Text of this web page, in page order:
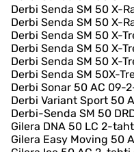
Derbi Senda SM 50 X-
Derbi Senda SM 50 X-
Derbi Senda SM 50 X-
Derbi Senda SM 50 X-
Derbi Senda SM 50 X-
Derbi Senda SM 50X-
Derbi Sonar 50 AC 09-
Derbi Variant Sport 50
Derbi-Senda SM 50
Gilera DNA 50 LC 2-
Gilera Easy Moving 50